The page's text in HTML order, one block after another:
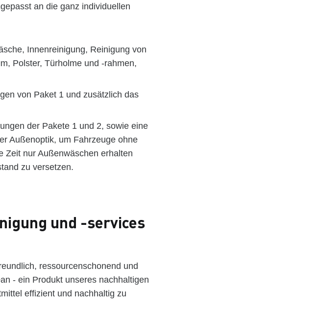
an die ganz individuellen
Innenreinigung, Reinigung von
Polster, Türholme und -rahmen,
von Paket 1 und zusätzlich das
der Pakete 1 und 2, sowie eine
Außenoptik, um Fahrzeuge ohne
Zeit nur Außenwäschen erhalten
zu versetzen.
und -services
ressourcenschonend und
- ein Produkt unseres nachhaltigen
effizient und nachhaltig zu